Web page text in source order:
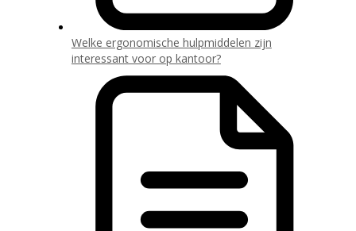
Welke ergonomische hulpmiddelen zijn
interessant voor op kantoor?